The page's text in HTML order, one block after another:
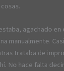
agachado
manualmente.
trataba de
No hace falta